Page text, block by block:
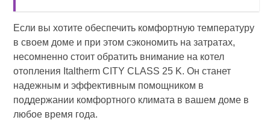
Если вы хотите обеспечить комфортную температуру
в своем доме и при этом сэкономить на затратах,
несомненно стоит обратить внимание на котел
отопления Italtherm CITY CLASS 25 K. Он станет
надежным и эффективным помощником в
поддержании комфортного климата в вашем доме в
любое время года.